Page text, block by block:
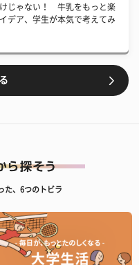
じゃない！ 牛乳をもっと楽
デア、学生が本気で考えてみ
た、6つのトビラ